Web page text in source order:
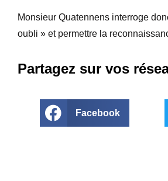
Monsieur Quatennens interroge
oubli » et permettre la
Partagez sur vos
Facebook